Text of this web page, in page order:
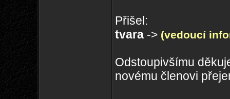
Přišel:
tvara-> (vedoucí
Odstoupivšímu
novému členovi